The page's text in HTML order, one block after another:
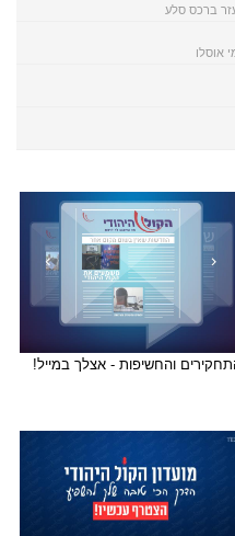
ברכס סלע
והחשיפות - אצלך במייל!